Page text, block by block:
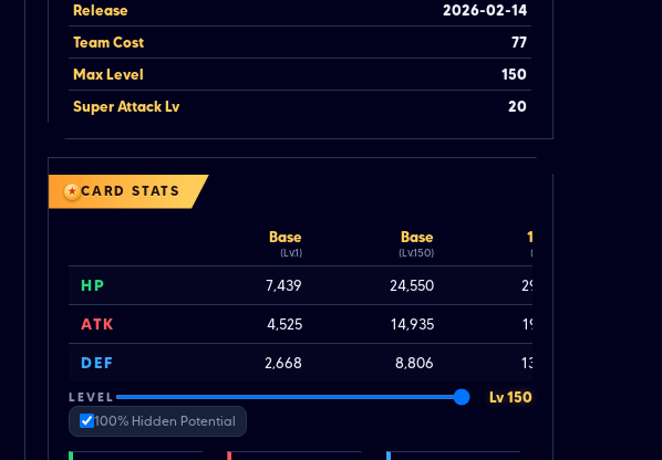
Release
2026-02-14
Team Cost
77
Max Level
150
Super Attack Lv
20
CARD STATS
Base
(Lv.1)
Base
(Lv.150)
100%
(Lv.150)
HP 7,439 24,550 29,550
ATK 4,525 14,935 19,935
DEF 2,668 8,806 13,806
LEVEL Lv 150
100% Hidden Potential